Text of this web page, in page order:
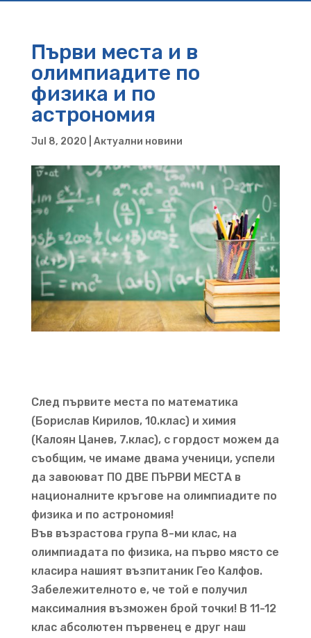
Първи места и в
олимпиадите по
физика и по
астрономия
Jul 8, 2020 Актуални новини
След първите места по математика
(Борислав Кирилов, 10.клас) и химия
(Калоян Цанев, 7.клас), с гордост можем да
съобщим, че имаме двама ученици, успели
да завоюват ПО ДВЕ ПЪРВИ МЕСТА в
националните кръгове на олимпиадите по
физика и по астрономия!
Във възрастова група 8-ми клас, на
олимпиадата по физика, на първо място се
класира нашият възпитаник Гео Калфов.
Забележителното е, че той е получил
максималния възможен брой точки! В 11-12
клас абсолютен първенец е друг наш